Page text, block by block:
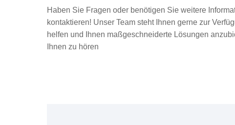
Haben Sie Fragen oder benötigen Sie weitere
kontaktieren! Unser Team steht Ihnen gerne zur
helfen und Ihnen maßgeschneiderte Lösungen
Ihnen zu hören